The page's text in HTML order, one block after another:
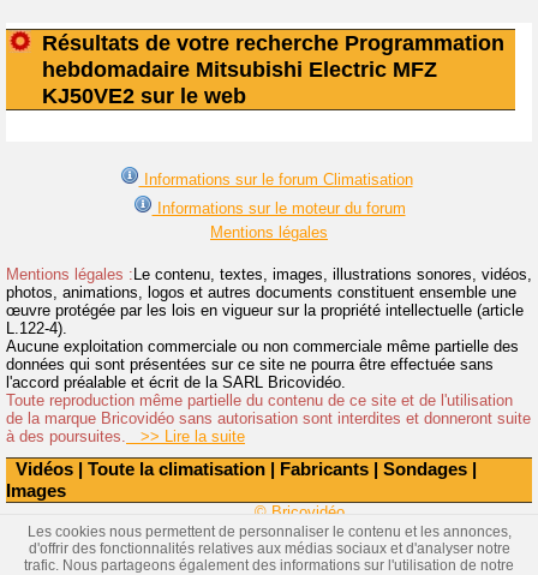
Vidéos | Toute la climatisation | Fabricants | Sondages |
Images
Résultats de votre recherche Programmation
hebdomadaire Mitsubishi Electric MFZ
KJ50VE2 sur le web
Informations sur le forum Climatisation
Informations sur le moteur du forum
Mentions légales
Mentions légales :Le contenu, textes, images, illustrations sonores, vidéos,
photos, animations, logos et autres documents constituent ensemble une
œuvre protégée par les lois en vigueur sur la propriété intellectuelle (article
L.122-4).
Aucune exploitation commerciale ou non commerciale même partielle des
données qui sont présentées sur ce site ne pourra être effectuée sans
l'accord préalable et écrit de la SARL Bricovidéo.
Toute reproduction même partielle du contenu de ce site et de l'utilisation
de la marque Bricovidéo sans autorisation sont interdites et donneront suite
à des poursuites.
>> Lire la suite
© Bricovidéo
Les cookies nous permettent de personnaliser le contenu et les annonces,
d'offrir des fonctionnalités relatives aux médias sociaux et d'analyser notre
trafic. Nous partageons également des informations sur l'utilisation de notre